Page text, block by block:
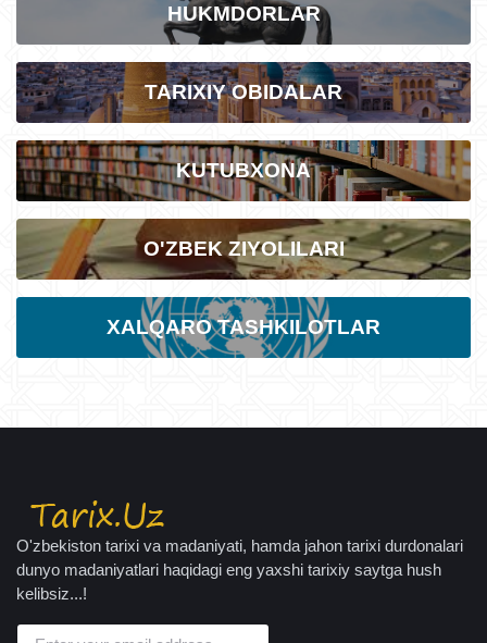
HUKMDORLAR
TARIXIY OBIDALAR
KUTUBXONA
O'ZBEK ZIYOLILARI
XALQARO TASHKILOTLAR
O'zbekiston tarixi va madaniyati, hamda jahon tarixi durdonalari
dunyo madaniyatlari haqidagi eng yaxshi tarixiy saytga hush
kelibsiz...!